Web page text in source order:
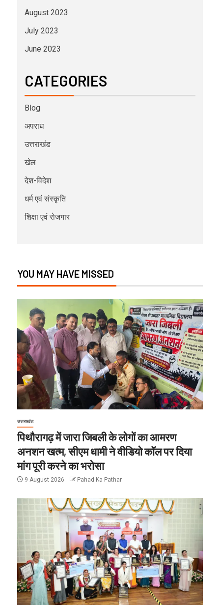
August 2023
July 2023
June 2023
CATEGORIES
Blog
अपराध
उत्तराखंड
खेल
देश-विदेश
धर्म एवं संस्कृति
शिक्षा एवं रोजगार
YOU MAY HAVE MISSED
उत्तराखंड
पिथौरागढ़ में जारा जिबली के लोगों का आमरण
अनशन खत्म, सीएम धामी ने वीडियो कॉल पर दिया
मांग पूरी करने का भरोसा
9 August 2026 Pahad Ka Pathar